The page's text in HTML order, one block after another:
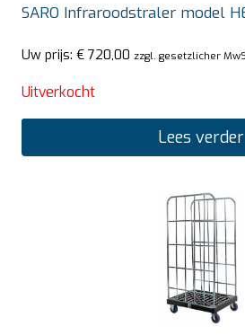
SARO Infraroodstraler model
Uw prijs: € 720,00 zzgl. gesetzlicher
Uitverkocht
Lees verder